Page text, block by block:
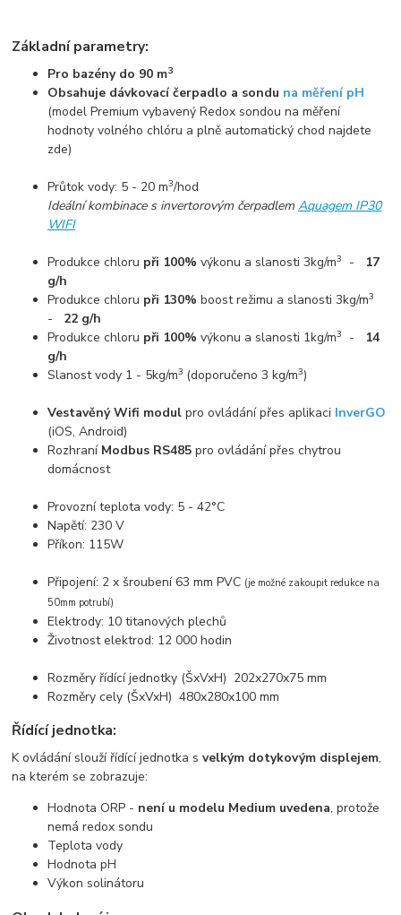
Základní parametry:
Pro bazény do 90 m3
Obsahuje dávkovací čerpadlo a sondu na měření pH
(model Premium vybavený Redox sondou na měření
hodnoty volného chlóru a plně automatický chod najdete
zde)
Průtok vody: 5 - 20 m3/hod
Ideální kombinace s invertorovým čerpadlemAquagem IP30
WIFI
Produkce chloru při 100%výkonu a slanosti 3kg/m3 - 17
g/h
Produkce chloru při 130% boost režimu a slanosti 3kg/m3
- 22 g/h
Produkce chloru při 100%výkonu a slanosti 1kg/m3 - 14
g/h
Slanost vody 1 - 5kg/m3 (doporučeno 3 kg/m3)
Vestavěný Wifi modul pro ovládání přes aplikaci InverGO
(iOS, Android)
Rozhraní Modbus RS485 pro ovládání přes chytrou
domácnost
Provozní teplota vody: 5 - 42°C
Napětí: 230 V
Příkon: 115W
Připojení: 2 x šroubení 63 mm PVC (je možné zakoupit redukce na
50mm potrubí)
Elektrody: 10 titanových plechů
Životnost elektrod: 12 000 hodin
Rozměry řídící jednotky (ŠxVxH) 202x270x75 mm
Rozměry cely (ŠxVxH) 480x280x100 mm
Řídící jednotka:
K ovládání slouží řídící jednotka svelkým dotykovým displejem,
na kterém se zobrazuje:
Hodnota ORP - není u modelu Medium uvedena, protože
nemá redox sondu
Teplota vody
Hodnota pH
Výkon solinátoru